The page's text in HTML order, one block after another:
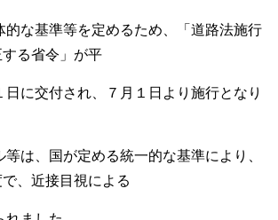
的な基準等を定めるため、「道路法施行
る省令」が平
日に交付され、７月１日より施行となり
は、国が定める統一的な基準により、
、近接目視による